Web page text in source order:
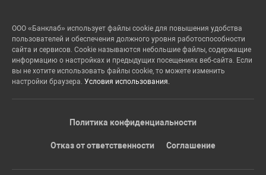
ООО «Банклаб» использует файлы cookie для повышения удобства
пользователей и обеспечения должного уровня работоспособности
сайта и сервисов. Cookie называются небольшие файлы, содержащие
информацию о настройках и предыдущих посещениях веб-сайта. Если
вы не хотите использовать файлы cookie, то можете изменить
настройки браузера. Условия использования.
Политика конфиденциальности
Отказ от ответственности Соглашение